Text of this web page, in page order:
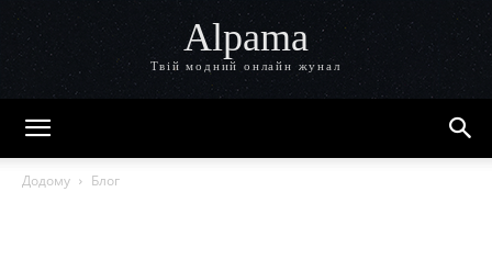
Alpama
Твій модний онлайн жунал
Додому Блог